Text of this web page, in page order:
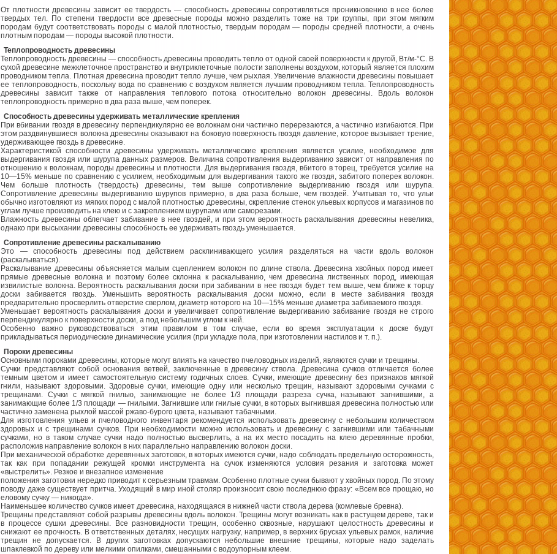
От плотности древесины зависит ее твердость — способность древесины сопротивляться проникновению в нее более
твердых тел. По степени твердости все древесные породы можно разделить тоже на три группы, при этом мягким
породам будут соответствовать породы с малой плотностью, твердым породам — породы средней плотности, а очень
плотным породам — породы высокой плотности.
Теплопроводность древесины
Теплопроводность древесины — способность древесины проводить тепло от одной своей поверхности к другой, Вт/м-°С. В
сухой древесине межклеточное пространство и внутриклеточные полости заполнены воздухом, который является плохим
проводником тепла. Плотная древесина проводит тепло лучше, чем рыхлая. Увеличение влажности древесины повышает
ее теплопроводность, поскольку вода по сравнению с воздухом является лучшим проводником тепла. Теплопроводность
древесины зависит также от направления теплового потока относительно волокон древесины. Вдоль волокон
теплопроводность примерно в два раза выше, чем поперек.
Способность древесины удерживать металлические крепления
При вбивании гвоздя в древесину перпендикулярно ее волокнам они частично перерезаются, а частично изгибаются. При
этом раздвинувшиеся волокна древесины оказывают на боковую поверхность гвоздя давление, которое вызывает трение,
удерживающее гвоздь в древесине.
Характеристикой способности древесины удерживать металлические крепления является усилие, необходимое для
выдергивания гвоздя или шурупа данных размеров. Величина сопротивления выдергиванию зависит от направления по
отношению к волокнам, породы древесины и плотности. Для выдергивания гвоздя, вбитого в торец, требуется усилие на
10—15% меньше по сравнению с усилием, необходимым для выдергивания такого же гвоздя, забитого поперек волокон.
Чем больше плотность (твердость) древесины, тем выше сопротивление выдергиванию гвоздя или шурупа.
Сопротивление древесины выдергиванию шурупов примерно, в два раза больше, чем гвоздей. Учитывая то, что ульи
обычно изготовляют из мягких пород с малой плотностью древесины, скрепление стенок ульевых корпусов и магазинов по
углам лучше производить на клею и с закреплением шурупами или саморезами.
Влажность древесины облегчает забивание в нее гвоздей, и при этом вероятность раскалывания древесины невелика,
однако при высыхании древесины способность ее удерживать гвоздь уменьшается.
Сопротивление древесины раскалыванию
Это — способность древесины под действием расклинивающего усилия разделяться на части вдоль волокон
(раскалываться).
Раскалывание древесины объясняется малым сцеплением волокон по длине ствола. Древесина хвойных пород имеет
прямые древесные волокна и поэтому более склонна к раскалыванию, чем древесина лиственных пород, имеющая
извилистые волокна. Вероятность раскалывания доски при забивании в нее гвоздя будет тем выше, чем ближе к торцу
доски забивается гвоздь. Уменьшить вероятность раскалывания доски можно, если в месте забивания гвоздя
предварительно просверлить отверстие сверлом, диаметр которого на 10—15% меньше диаметра забиваемого гвоздя.
Уменьшает вероятность раскалывания доски и увеличивает сопротивление выдергиванию забивание гвоздя не строго
перпендикулярно к поверхности доски, а под небольшим углом к ней.
Особенно важно руководствоваться этим правилом в том случае, если во время эксплуатации к доске будут
прикладываться периодические динамические усилия (при укладке пола, при изготовлении настилов и т. п.).
Пороки древесины
Основными пороками древесины, которые могут влиять на качество пчеловодных изделий, являются сучки и трещины.
Сучки представляют собой основания ветвей, заключенные в древесину ствола. Древесина сучков отличается более
темным цветом и имеет самостоятельную систему годичных слоев. Сучки, имеющие древесину без признаков мягкой
гнили, называют здоровыми. Здоровые сучки, имеющие одну или несколько трещин, называют здоровыми сучками с
трещинами. Сучки с мягкой гнилью, занимающие не более 1/3 площади разреза сучка, называют загнившими, а
занимающие более 1/3 площади — гнилыми. Загнившие или гнилые сучки, в которых выгнившая древесина полностью или
частично заменена рыхлой массой ржаво-бурого цвета, называют табачными.
Для изготовления ульев и пчеловодного инвентаря рекомендуется использовать древесину с небольшим количеством
здоровых и с трещинами сучков. При необходимости можно использовать и древесину с загнившими или табачными
сучками, но в таком случае сучки надо полностью высверлить, а на их место посадить на клею деревянные пробки,
расположив направление волокон в них параллельно направлению волокон доски.
При механической обработке деревянных заготовок, в которых имеются сучки, надо соблюдать предельную осторожность,
так как при попадании режущей кромки инструмента на сучок изменяются условия резания и заготовка может
«выстрелить». Резкое и внезапное изменение
положения заготовки нередко приводит к серьезным травмам. Особенно плотные сучки бывают у хвойных пород. По этому
поводу даже существует притча. Уходящий в мир иной столяр произносит свою последнюю фразу: «Всем все прощаю, но
еловому сучку — никогда».
Наименьшее количество сучков имеет древесина, находящаяся в нижней части ствола дерева (комлевые бревна).
Трещины представляют собой разрывы древесины вдоль волокон. Трещины могут возникать как в растущем дереве, так и
в процессе сушки древесины. Все разновидности трещин, особенно сквозные, нарушают целостность древесины и
снижают ее прочность. В ответственных деталях, несущих нагрузку, например, в верхних брусках ульевых рамок, наличие
трещин не допускается. В других заготовках допускаются небольшие внешние трещины, которые надо заделать
шпаклевкой по дереву или мелкими опилками, смешанными с водоупорным клеем.